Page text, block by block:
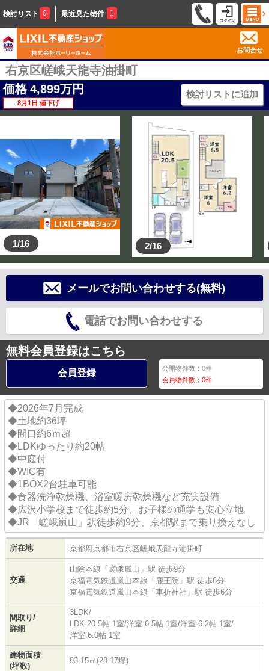
検討リスト 0 最近見た物件 1
お問合せ
右京区嵯峨天龍寺油掛町
価格 4,899万円
8月1日 値下げ
検討リストに追加
1/16 2/16
メールでお問い合わせする(無料)
電話でお問い合わせする
無料会員登録はこちら
会員登録 公開物件数：0件
会員物件数：0件
◆2026年7月完成
◆土地約36坪
◆間口約6ｍ超
◆LDKゆったり約20帖
◆中庭付
◆WIC有
◆1BOX2台駐車可能
◆食器洗浄乾燥機、浴室暖房乾燥機など充実設備
◆広沢小学校まで徒歩約5分、お子様の通学も安心立地
◆JR「嵯峨嵐山」駅徒歩約9分、京都駅まで乗り換えなし
所在地 京都府京都市右京区嵯峨天龍寺油掛町
交通
山陰本線 「 嵯峨嵐山 」駅 徒歩9分
京福電気鉄道嵐山本線 「 鹿王院 」駅 徒歩6分
京福電気鉄道嵐山本線 「 車折神社 」駅 徒歩6分
間取り/
詳細
3LDK/
LDK 20.5帖 1室/洋室 6.5帖 1室/洋室 6.2帖 1室/
洋室 6.0帖 1室
建物面積
(坪数)
93.15㎡(28.17坪)